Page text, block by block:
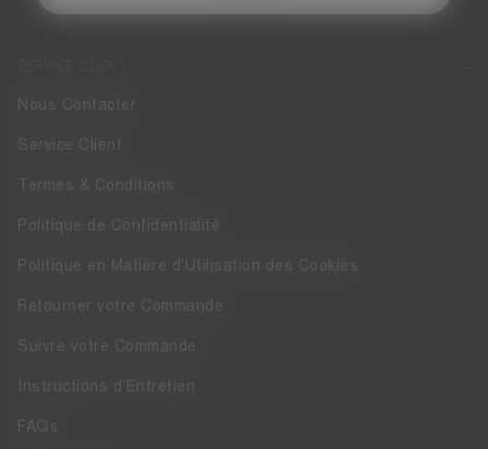
Nous Contacter
Service Client
Termes & Conditions
Politique de Confidentialité
Politique en Matière d’Utilisation des Cookies
Retourner votre Commande
Suivre votre Commande
Instructions d'Entretien
FAQs